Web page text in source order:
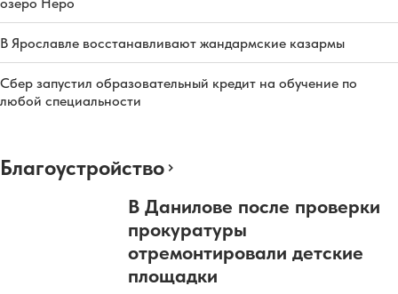
В Ярославле восстанавливают жандармские казармы
Сбер запустил образовательный кредит на обучение по
любой специальности
Благоустройство
В Данилове после проверки
прокуратуры
отремонтировали детские
площадки